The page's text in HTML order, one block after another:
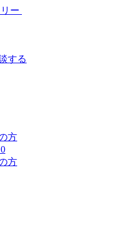
する
0